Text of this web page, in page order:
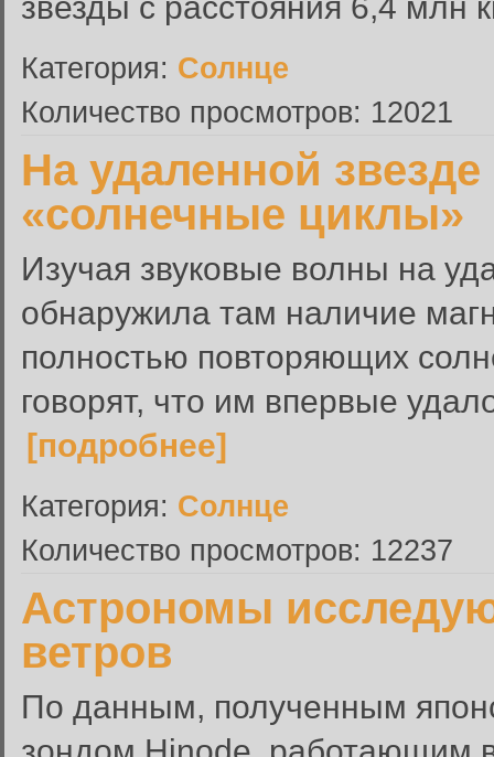
Категория: Солнце
Количество просмотров: 12021
На удаленной
«солнечные циклы»
Изучая звуковые волны на
обнаружила там наличие
полностью повторяющих
говорят, что им впервые
[подробнее]
Категория: Солнце
Количество просмотров: 12237
Астрономы
ветров
По данным, полученным